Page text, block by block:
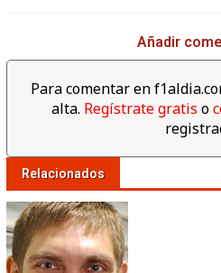
Añadir
Para comentar en
alta. Regístrate gratis o
Relacionados